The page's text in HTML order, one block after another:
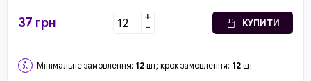
37 грн +
- КУПИТИ
Мінімальне замовлення: 12 шт; крок замовлення: 12 шт